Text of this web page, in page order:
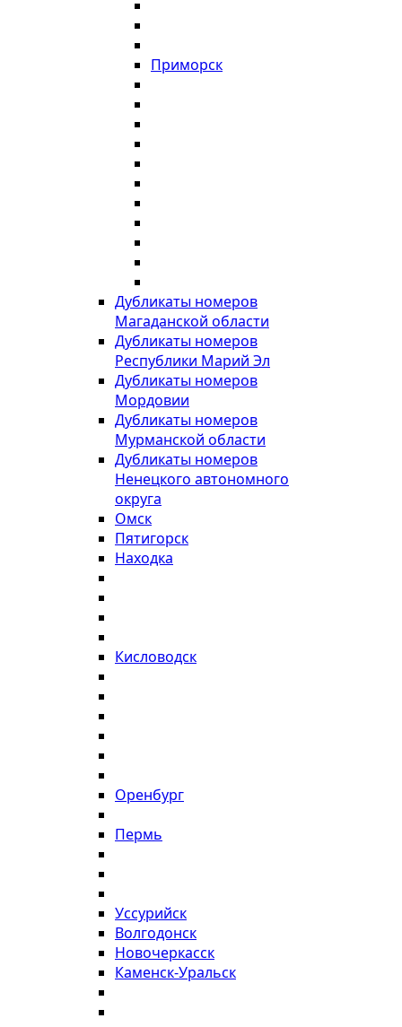
Приморск
Дубликаты номеров
Магаданской области
Дубликаты номеров
Республики Марий Эл
Дубликаты номеров
Мордовии
Дубликаты номеров
Мурманской области
Дубликаты номеров
Ненецкого автономного
округа
Омск
Пятигорск
Находка
Кисловодск
Оренбург
Пермь
Уссурийск
Волгодонск
Новочеркасск
Каменск-Уральск